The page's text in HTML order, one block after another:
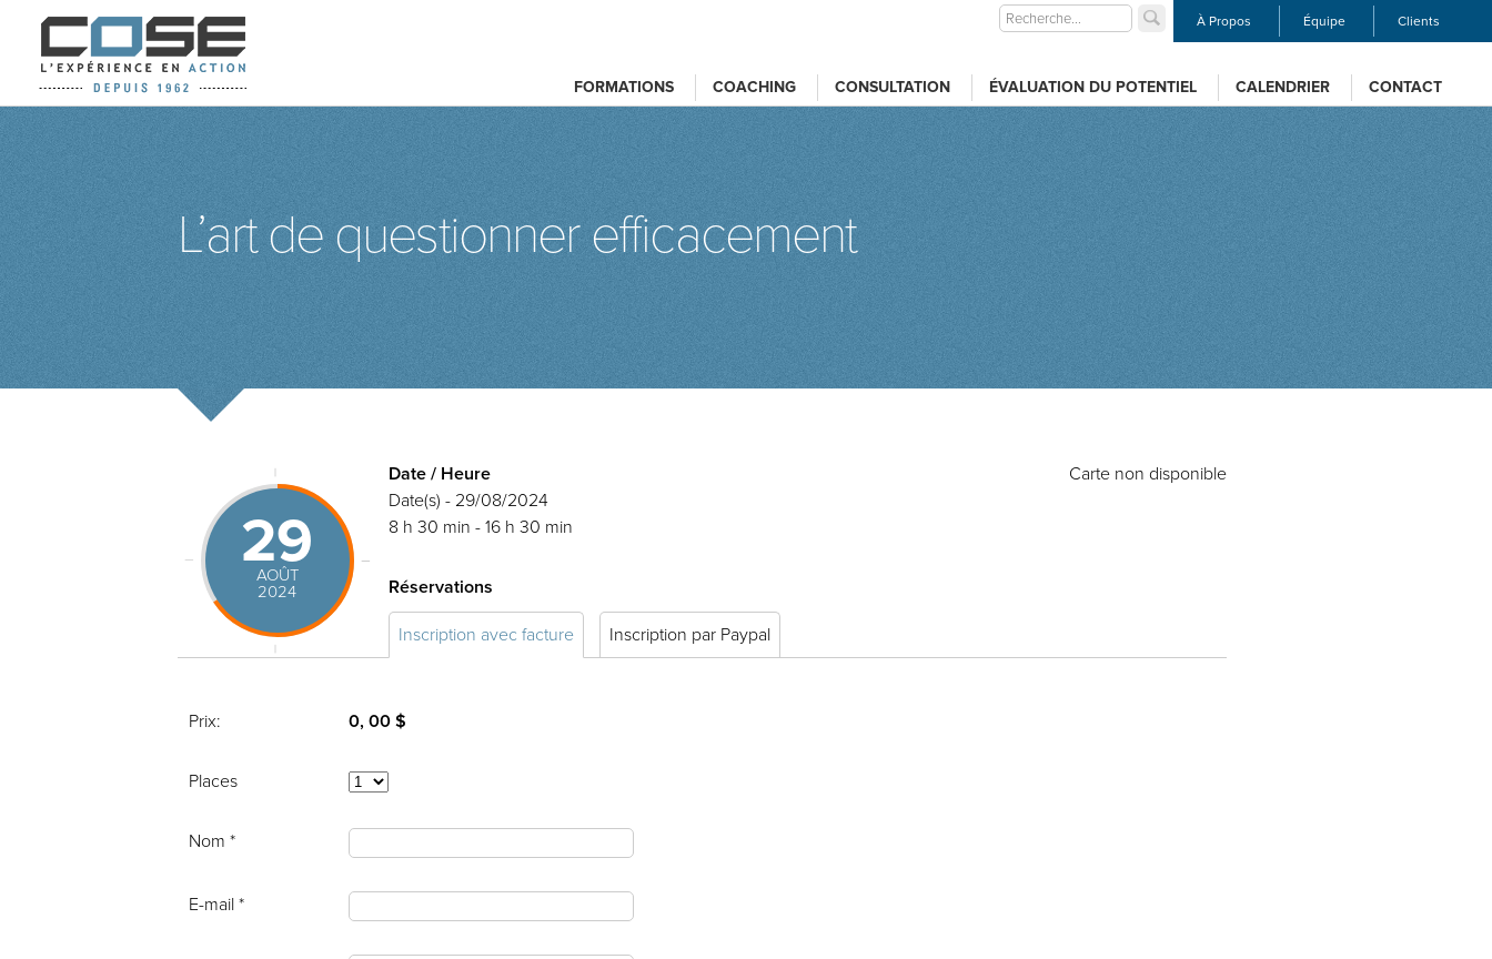
À Propos Équipe Clients
FORMATIONS COACHING CONSULTATION ÉVALUATION DU POTENTIEL CALENDRIER CONTACT
L’art de questionner efficacement
29
AOÛT
2024
Carte non disponible
Date / Heure
Date(s) - 29/08/2024
8 h 30 min - 16 h 30 min
Réservations
Inscription avec facture Inscription par Paypal
Prix: 0, 00 $
Places
Nom *
E-mail *